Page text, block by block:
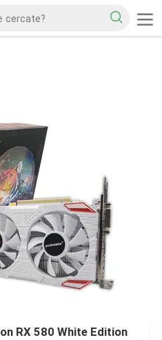
RX 580 White Edition